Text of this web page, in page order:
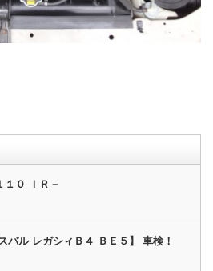
１０ ＩＲ－
スバル レガシィＢ４ ＢＥ５】 車検！